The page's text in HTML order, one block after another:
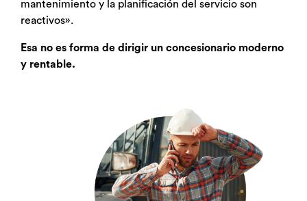
mantenimiento y la planificación del servicio son
reactivos».
Esa no es forma de dirigir un concesionario moderno
y rentable.